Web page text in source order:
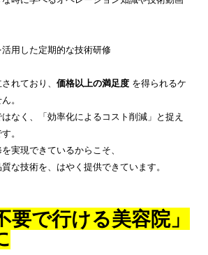
活用した定期的な技術研修
されており、価格以上の満足度 を得られるケ
。
はなく、「効率化によるコスト削減」と捉え
。
実現できているからこそ、
な技術を、はやく提供できています。
要で行ける美容院」